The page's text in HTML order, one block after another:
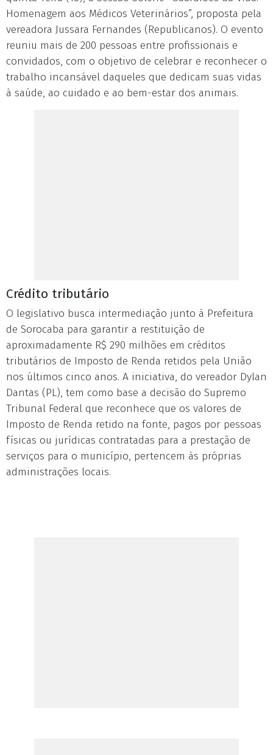
Homenagem aos Médicos Veterinários”, proposta pela
vereadora Jussara Fernandes (Republicanos). O evento
reuniu mais de 200 pessoas entre profissionais e
convidados, com o objetivo de celebrar e reconhecer o
trabalho incansável daqueles que dedicam suas vidas
à saúde, ao cuidado e ao bem-estar dos animais.
Crédito tributário
O legislativo busca intermediação junto à Prefeitura
de Sorocaba para garantir a restituição de
aproximadamente R$ 290 milhões em créditos
tributários de Imposto de Renda retidos pela União
nos últimos cinco anos. A iniciativa, do vereador Dylan
Dantas (PL), tem como base a decisão do Supremo
Tribunal Federal que reconhece que os valores de
Imposto de Renda retido na fonte, pagos por pessoas
físicas ou jurídicas contratadas para a prestação de
serviços para o município, pertencem às próprias
administrações locais.